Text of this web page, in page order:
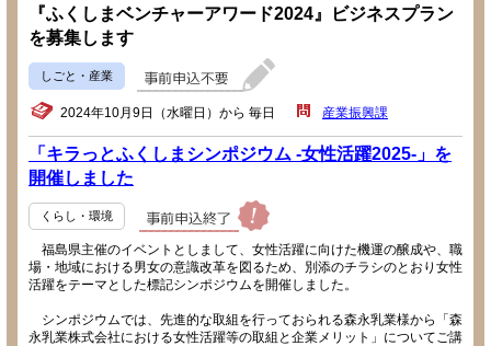
『ふくしまベンチャーアワード2024』ビジネスプラン
を募集します
しごと・産業
2024年10月9日（水曜日）から 毎日 産業振興課
「キラっとふくしまシンポジウム -女性活躍2025-」を
開催しました
くらし・環境
福島県主催のイベントとしまして、女性活躍に向けた機運の醸成や、職
場・地域における男女の意識改革を図るため、別添のチラシのとおり女性
活躍をテーマとした標記シンポジウムを開催しました。
シンポジウムでは、先進的な取組を行っておられる森永乳業様から「森
永乳業株式会社における女性活躍等の取組と企業メリット」についてご講